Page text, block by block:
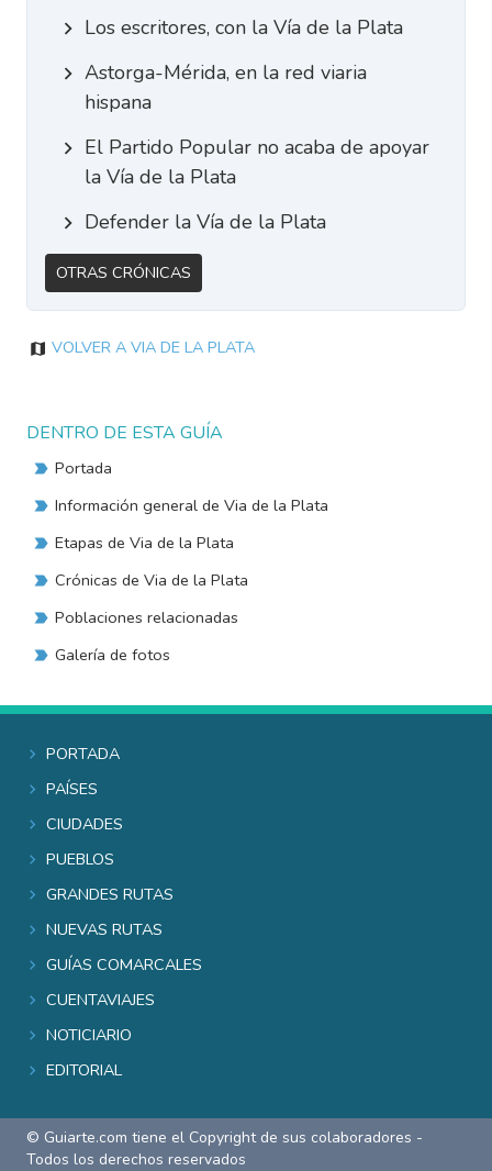
Los escritores, con la Vía de la Plata
Astorga-Mérida, en la red viaria
hispana
El Partido Popular no acaba de apoyar
la Vía de la Plata
Defender la Vía de la Plata
Otras Crónicas
Volver a Via de la Plata
DENTRO DE ESTA GUÍA
Portada
Información general de Via de la Plata
Etapas de Via de la Plata
Crónicas de Via de la Plata
Poblaciones relacionadas
Galería de fotos
Portada
Países
Ciudades
Pueblos
Grandes rutas
Nuevas rutas
Guías comarcales
Cuentaviajes
Noticiario
Editorial
© Guiarte.com tiene el Copyright de sus colaboradores -
Todos los derechos reservados